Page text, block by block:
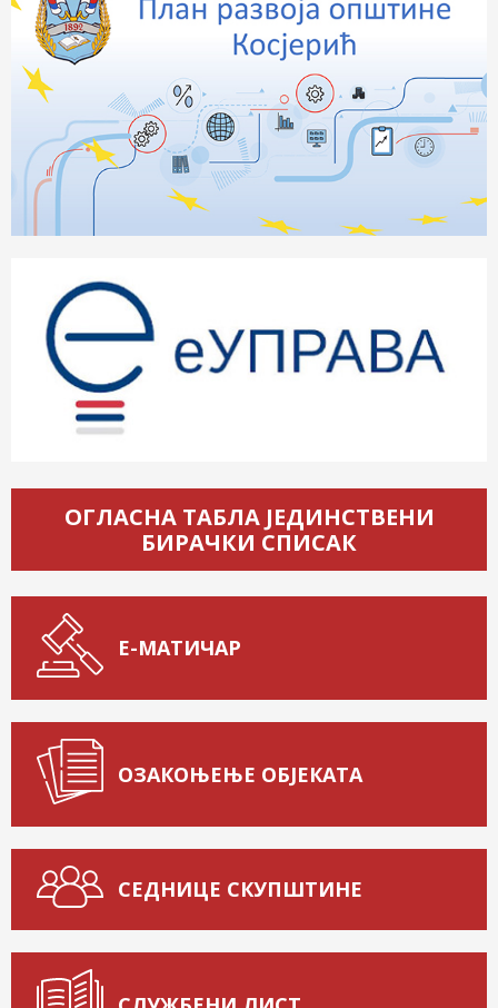
ОГЛАСНА ТАБЛА ЈЕДИНСТВЕНИ
БИРАЧКИ СПИСАК
Е-МАТИЧАР
ОЗАКОЊЕЊЕ ОБЈЕКАТА
СЕДНИЦЕ СКУПШТИНЕ